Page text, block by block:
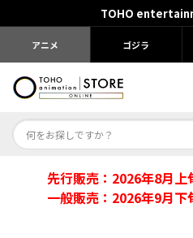
TOHO
アニメ ゴジラ
Dr.STONE STONE FES.2026
先行販売：2026年8月
一般販売：2026年9月